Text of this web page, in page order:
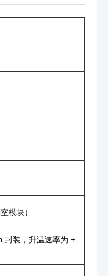
模块）
封装，升温速率为 +